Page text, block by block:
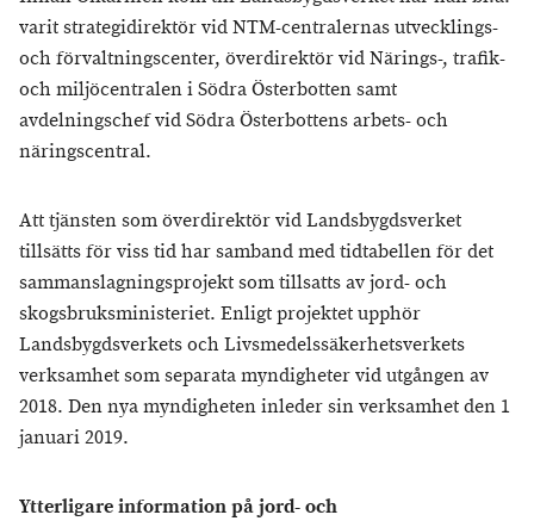
varit strategidirektör vid NTM-centralernas utvecklings-
och förvaltningscenter, överdirektör vid Närings-, trafik-
och miljöcentralen i Södra Österbotten samt
avdelningschef vid Södra Österbottens arbets- och
näringscentral.
Att tjänsten som överdirektör vid Landsbygdsverket
tillsätts för viss tid har samband med tidtabellen för det
sammanslagningsprojekt som tillsatts av jord- och
skogsbruksministeriet. Enligt projektet upphör
Landsbygdsverkets och Livsmedelssäkerhetsverkets
verksamhet som separata myndigheter vid utgången av
2018. Den nya myndigheten inleder sin verksamhet den 1
januari 2019.
Ytterligare information på jord- och